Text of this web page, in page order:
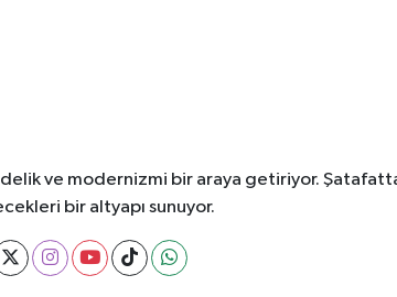
ve modernizmi bir araya getiriyor.
bir altyapı sunuyor.